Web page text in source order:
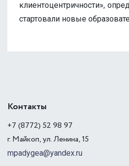
клиентоцентричности»,
стартовали новые
Контакты
+7 (8772) 52 98 97
г. Майкоп, ул. Ленина, 15
mpadygea@yandex.ru